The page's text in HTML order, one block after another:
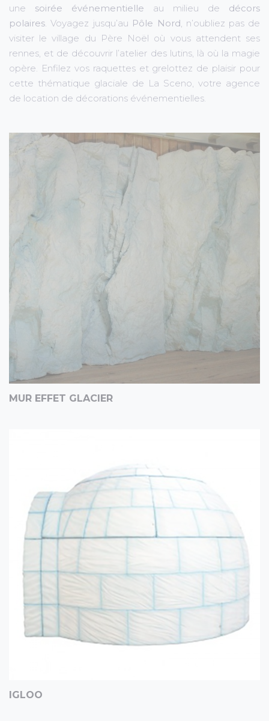
une soirée événementielle au milieu de décors
polaires . Voyagez jusqu’au Pôle Nord , n’oubliez pas de
visiter le village du Père Noël où vous attendent ses
rennes, et de découvrir l’atelier des lutins, là où la magie
opère. Enfilez vos raquettes et grelottez de plaisir pour
cette thématique glaciale de La Sceno, votre agence
de location de décorations événementielles.
MUR EFFET GLACIER
IGLOO